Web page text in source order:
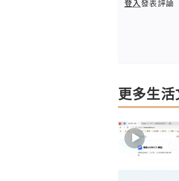
登入發表評論
更多生